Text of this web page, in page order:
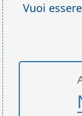
Vuoi